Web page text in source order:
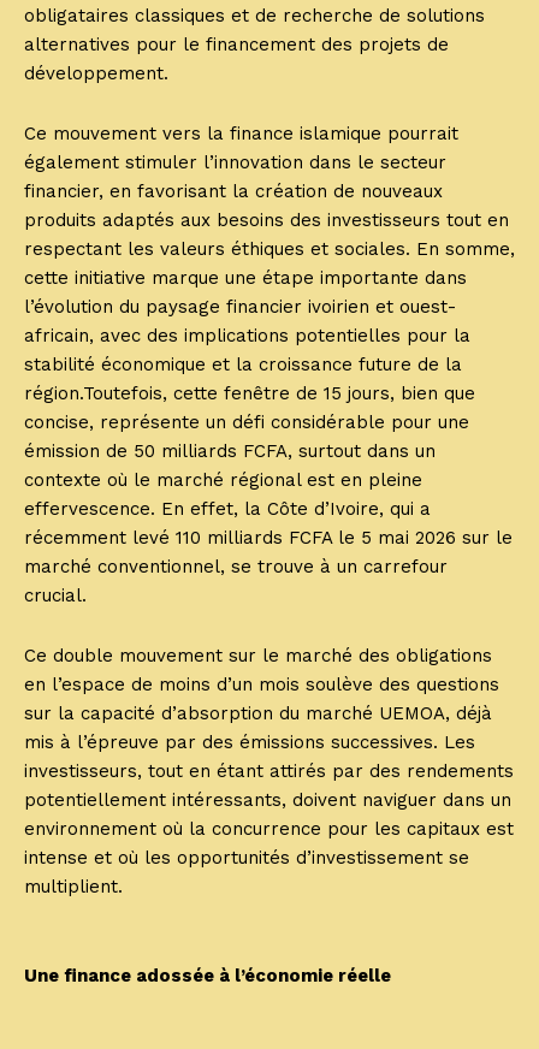
obligataires classiques et de recherche de solutions
alternatives pour le financement des projets de
développement.
Ce mouvement vers la finance islamique pourrait
également stimuler l’innovation dans le secteur
financier, en favorisant la création de nouveaux
produits adaptés aux besoins des investisseurs tout en
respectant les valeurs éthiques et sociales. En somme,
cette initiative marque une étape importante dans
l’évolution du paysage financier ivoirien et ouest-
africain, avec des implications potentielles pour la
stabilité économique et la croissance future de la
région.Toutefois, cette fenêtre de 15 jours, bien que
concise, représente un défi considérable pour une
émission de 50 milliards FCFA, surtout dans un
contexte où le marché régional est en pleine
effervescence. En effet, la Côte d’Ivoire, qui a
récemment levé 110 milliards FCFA le 5 mai 2026 sur le
marché conventionnel, se trouve à un carrefour
crucial.
Ce double mouvement sur le marché des obligations
en l’espace de moins d’un mois soulève des questions
sur la capacité d’absorption du marché UEMOA, déjà
mis à l’épreuve par des émissions successives. Les
investisseurs, tout en étant attirés par des rendements
potentiellement intéressants, doivent naviguer dans un
environnement où la concurrence pour les capitaux est
intense et où les opportunités d’investissement se
multiplient.
Une finance adossée à l’économie réelle